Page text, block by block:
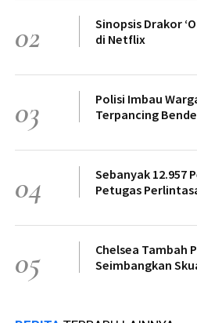
02
Sinopsis Drakor
di Netflix
03
Polisi Imbau
Terpancing
04
Sebanyak 12.957
Petugas
05
Chelsea Tambah
Seimbangkan